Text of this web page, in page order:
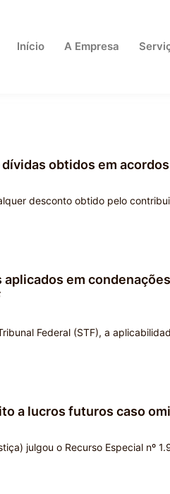
Início A Empresa
obtidos em
desconto obtido pelo
em
Federal (STF), a
a lucros futuros caso
julgou o Recurso Especial nº